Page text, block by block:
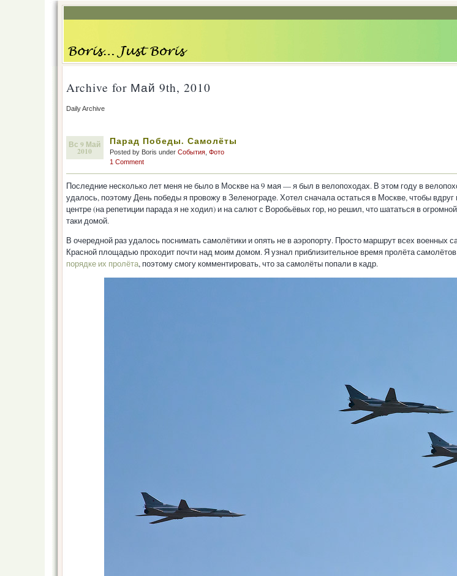
Archive for Май 9th, 2010
Daily Archive
Вс 9 Май
2010
Парад Победы. Самолёты
Posted by Boris under События, Фото
1 Comment
Последние несколько лет меня не было в Москве на 9 мая — я был в велопоходах. В этом году в
удалось, поэтому День победы я провожу в Зеленограде. Хотел сначала остаться в Москве, чтобы вдруг
центре (на репетиции парада я не ходил) и на салют с Воробьёвых гор, но решил, что шататься в
таки домой.
В очередной раз удалось поснимать самолётики и опять не в аэропорту. Просто маршрут всех
Красной площадью проходит почти над моим домом. Я узнал приблизительное время пролёта
порядке их пролёта, поэтому смогу комментировать, что за самолёты попали в кадр.